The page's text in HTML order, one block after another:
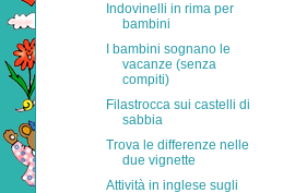
Indovinelli in rima per
bambini
I bambini sognano le
vacanze (senza
compiti)
Filastrocca sui castelli di
sabbia
Trova le differenze nelle
due vignette
Attività in inglese sugli